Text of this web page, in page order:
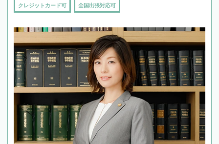
クレジットカード可 全国出張対応可